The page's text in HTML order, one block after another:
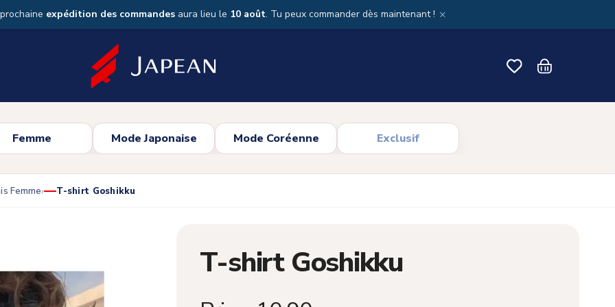
expédition des commandes aura lieu le 10 août. Tu peux commander dès maintenant ! ×
Femme Mode Japonaise Mode Coréenne Exclusif
Femme T-shirt Goshikku
T-shirt Goshikku